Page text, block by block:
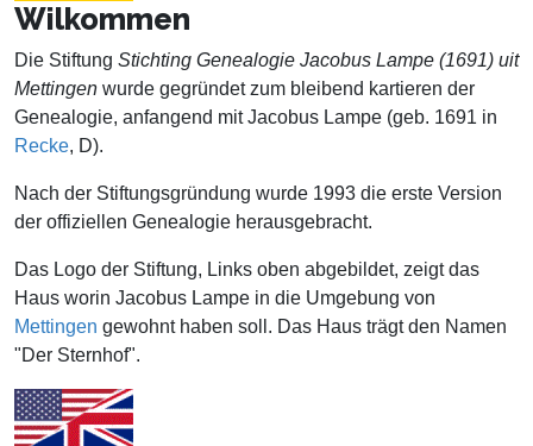
Wilkommen
Die Stiftung Stichting Genealogie Jacobus Lampe (1691) uit
Mettingen wurde gegründet zum bleibend kartieren der
Genealogie, anfangend mit Jacobus Lampe (geb. 1691 in
Recke, D).
Nach der Stiftungsgründung wurde 1993 die erste Version
der offiziellen Genealogie herausgebracht.
Das Logo der Stiftung, Links oben abgebildet, zeigt das
Haus worin Jacobus Lampe in die Umgebung von
Mettingen gewohnt haben soll. Das Haus trägt den Namen
"Der Sternhof".